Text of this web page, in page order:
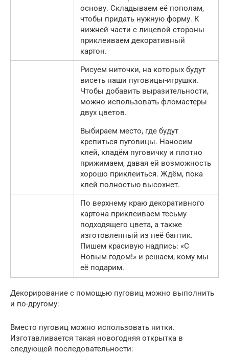
основу. Складываем её пополам,
чтобы придать нужную форму. К
нижней части с лицевой стороны
приклеиваем декоративный
картон.
Рисуем ниточки, на которых будут
висеть наши пуговицы-игрушки.
Чтобы добавить выразительности,
можно использовать фломастеры
двух цветов.
Выбираем место, где будут
крепиться пуговицы. Наносим
клей, кладём пуговичку и плотно
прижимаем, давая ей возможность
хорошо приклеиться. Ждём, пока
клей полностью высохнет.
По верхнему краю декоративного
картона приклеиваем тесьму
подходящего цвета, а также
изготовленный из неё бантик.
Пишем красивую надпись: «С
Новым годом!» и решаем, кому мы
её подарим.
Декорирование с помощью пуговиц можно выполнить
и по-другому:
Вместо пуговиц можно использовать нитки.
Изготавливается такая новогодняя открытка в
следующей последовательности: